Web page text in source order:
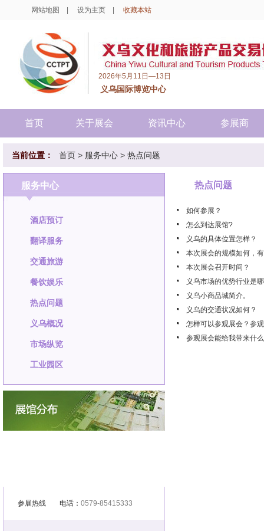
网站地图 设为主页 收藏本站
2026年5月11日—13日
义乌国际博览中心
首页 关于展会 资讯中心 参展商
当前位置： 首页 > 服务中心 > 热点问题
服务中心
酒店预订
翻译服务
交通旅游
餐饮娱乐
热点问题
义乌概况
市场纵览
工业园区
参展热线 电话： 0579-85415333
热点问题
如何参展？
怎么到达展馆?
义乌的具体位置怎样？
本次展会的规模如何，
本次展会召开时间？
义乌市场的优势行业是
义乌小商品城简介。
义乌的交通状况如何？
怎样可以参观展会？参
参观展会能给我带来什